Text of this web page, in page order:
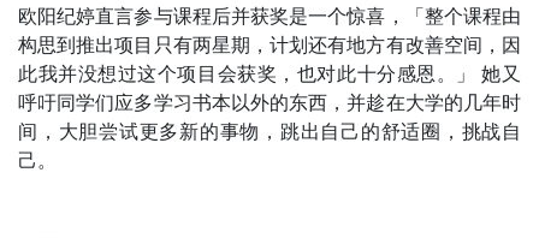
欧阳纪婷直言参与课程后并获奖是一个惊喜，「整个课程由
构思到推出项目只有两星期，计划还有地方有改善空间，因
此我并没想过这个项目会获奖，也对此十分感恩。」 她又
呼吁同学们应多学习书本以外的东西，并趁在大学的几年时
间，大胆尝试更多新的事物，跳出自己的舒适圈，挑战自
己。